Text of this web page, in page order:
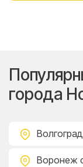
города
Волгоград
Воронеж